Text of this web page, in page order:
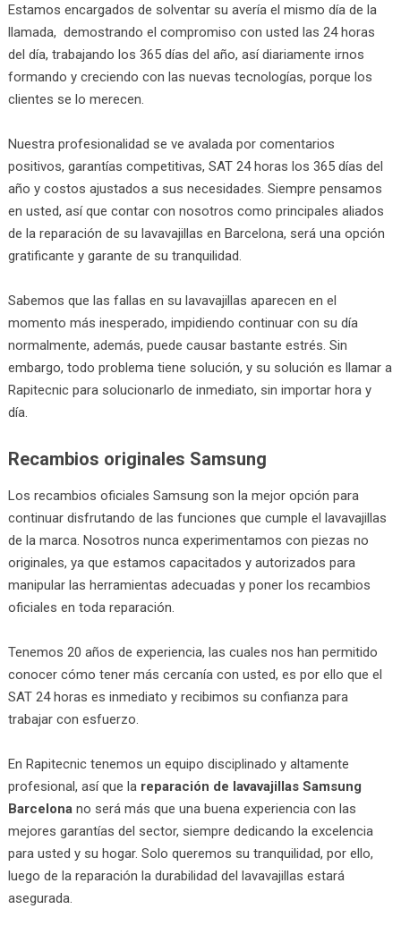
Estamos encargados de solventar su avería el mismo día de la
llamada, demostrando el compromiso con usted las 24 horas
del día, trabajando los 365 días del año, así diariamente irnos
formando y creciendo con las nuevas tecnologías, porque los
clientes se lo merecen.
Nuestra profesionalidad se ve avalada por comentarios
positivos, garantías competitivas, SAT 24 horas los 365 días del
año y costos ajustados a sus necesidades. Siempre pensamos
en usted, así que contar con nosotros como principales aliados
de la reparación de su lavavajillas en Barcelona, será una opción
gratificante y garante de su tranquilidad.
Sabemos que las fallas en su lavavajillas aparecen en el
momento más inesperado, impidiendo continuar con su día
normalmente, además, puede causar bastante estrés. Sin
embargo, todo problema tiene solución, y su solución es llamar a
Rapitecnic para solucionarlo de inmediato, sin importar hora y
día.
Recambios originales Samsung
Los recambios oficiales Samsung son la mejor opción para
continuar disfrutando de las funciones que cumple el lavavajillas
de la marca. Nosotros nunca experimentamos con piezas no
originales, ya que estamos capacitados y autorizados para
manipular las herramientas adecuadas y poner los recambios
oficiales en toda reparación.
Tenemos 20 años de experiencia, las cuales nos han permitido
conocer cómo tener más cercanía con usted, es por ello que el
SAT 24 horas es inmediato y recibimos su confianza para
trabajar con esfuerzo.
En Rapitecnic tenemos un equipo disciplinado y altamente
profesional, así que la reparación de lavavajillas Samsung
Barcelonano será más que una buena experiencia con las
mejores garantías del sector, siempre dedicando la excelencia
para usted y su hogar. Solo queremos su tranquilidad, por ello,
luego de la reparación la durabilidad del lavavajillas estará
asegurada.